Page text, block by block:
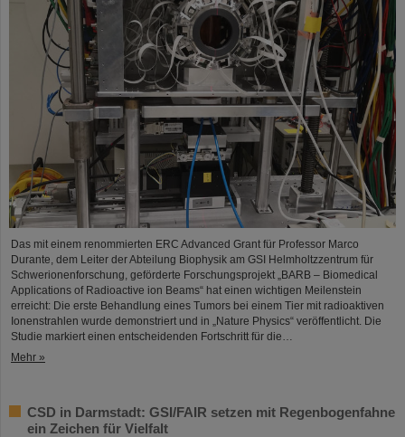
Das mit einem renommierten ERC Advanced Grant für Professor Marco
Durante, dem Leiter der Abteilung Biophysik am GSI Helmholtzzentrum für
Schwerionenforschung, geförderte Forschungsprojekt „BARB – Biomedical
Applications of Radioactive ion Beams“ hat einen wichtigen Meilenstein
erreicht: Die erste Behandlung eines Tumors bei einem Tier mit radioaktiven
Ionenstrahlen wurde demonstriert und in „Nature Physics“ veröffentlicht. Die
Studie markiert einen entscheidenden Fortschritt für die…
Mehr »
CSD in Darmstadt: GSI/FAIR setzen mit Regenbogenfahne
ein Zeichen für Vielfalt